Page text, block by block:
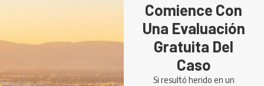
Comience Con
Una Evaluación
Gratuita Del
Caso
Si resultó herido en un